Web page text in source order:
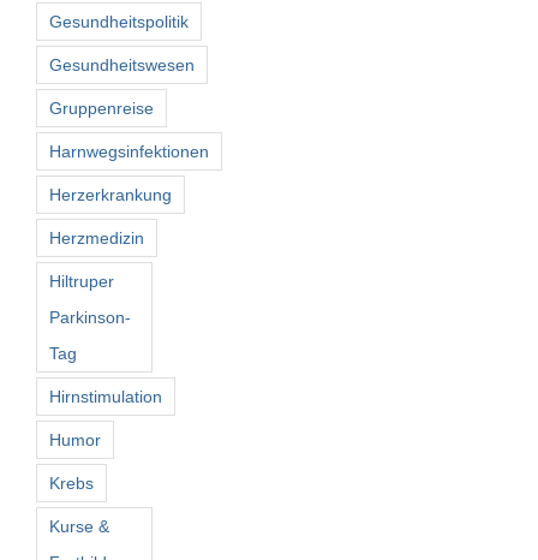
Gesundheitspolitik
Gesundheitswesen
Gruppenreise
Harnwegsinfektionen
Herzerkrankung
Herzmedizin
Hiltruper
Parkinson-
Tag
Hirnstimulation
Humor
Krebs
Kurse &